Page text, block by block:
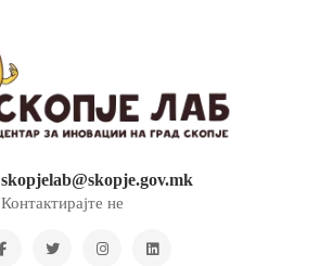
skopjelab@skopje.gov.mk
Контактирајте не